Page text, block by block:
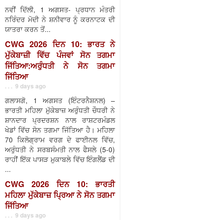
ਨਵੀਂ ਦਿੱਲੀ, 1 ਅਗਸਤ- ਪ੍ਰਧਾਨ ਮੰਤਰੀ
ਨਰਿੰਦਰ ਮੋਦੀ ਨੇ ਸ਼ਨੀਵਾਰ ਨੂੰ ਕਰਨਾਟਕ ਦੀ
ਯਾਤਰਾ ਕਰਨ ਤੋਂ...
CWG 2026 ਦਿਨ 10: ਭਾਰਤ ਨੇ
ਮੁੱਕੇਬਾਜ਼ੀ ਵਿੱਚ ਪੰਜਵਾਂ ਸੋਨ ਤਗਮਾ
ਜਿੱਤਿਆ:ਅਰੁੰਧਤੀ ਨੇ ਸੋਨ ਤਗਮਾ
ਜਿੱਤਿਆ
. . . 9 days ago
ਗਲਾਸਗੋ, 1 ਅਗਸਤ (ਇੰਟਰਨੈਸ਼ਨਲ) –
ਭਾਰਤੀ ਮਹਿਲਾ ਮੁੱਕੇਬਾਜ਼ ਅਰੁੰਧਤੀ ਚੌਧਰੀ ਨੇ
ਸ਼ਾਨਦਾਰ ਪ੍ਰਦਰਸ਼ਨ ਨਾਲ ਰਾਸ਼ਟਰਮੰਡਲ
ਖੇਡਾਂ ਵਿੱਚ ਸੋਨ ਤਗਮਾ ਜਿੱਤਿਆ ਹੈ। ਮਹਿਲਾ
70 ਕਿਲੋਗ੍ਰਾਮ ਵਰਗ ਦੇ ਫਾਈਨਲ ਵਿੱਚ,
ਅਰੁੰਧਤੀ ਨੇ ਸਰਬਸੰਮਤੀ ਨਾਲ ਫੈਸਲੇ (5-0)
ਰਾਹੀਂ ਇੱਕ ਪਾਸੜ ਮੁਕਾਬਲੇ ਵਿੱਚ ਇੰਗਲੈਂਡ ਦੀ
...
CWG 2026 ਦਿਨ 10: ਭਾਰਤੀ
ਮਹਿਲਾ ਮੁੱਕੇਬਾਜ਼ ਪ੍ਰਿਆ ਨੇ ਸੋਨ ਤਗਮਾ
ਜਿੱਤਿਆ
. . . 9 days ago